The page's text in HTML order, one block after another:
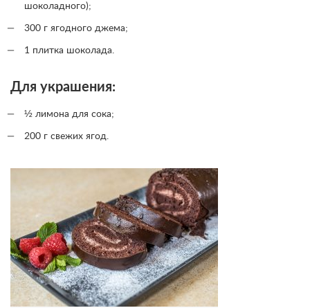
шоколадного);
300 г ягодного джема;
1 плитка шоколада.
Для украшения:
½ лимона для сока;
200 г свежих ягод.